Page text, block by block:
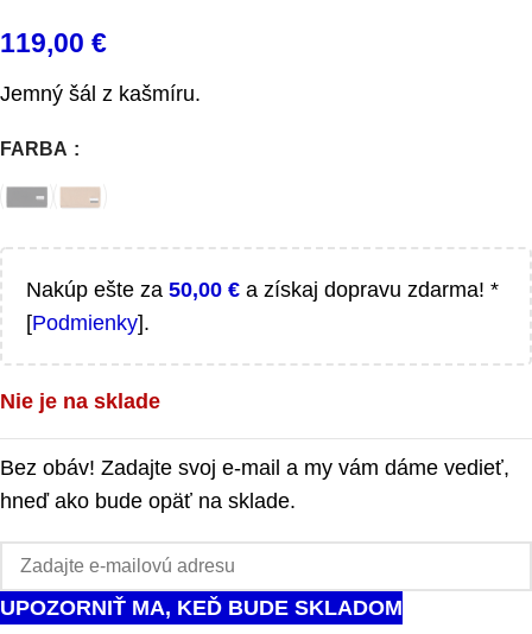
119,00 €
Jemný šál z kašmíru.
FARBA
Nakúp ešte za 50,00 € a získaj dopravu zdarma! *
[Podmienky].
Nie je na sklade
Bez obáv! Zadajte svoj e-mail a my vám dáme vedieť,
hneď ako bude opäť na sklade.
UPOZORNIŤ MA, KEĎ BUDE SKLADOM